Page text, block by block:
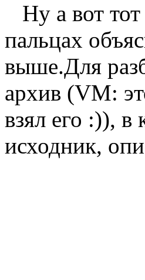
Ну а вот
пальцах
выше.Для
архив (VM:
взял его :)), в
исходник,